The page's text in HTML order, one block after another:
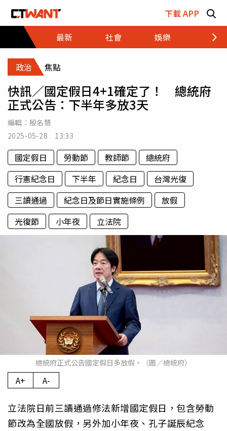
下載 APP
最新
社會 娛樂 財經
政治 焦點
快訊／國定假日4+1確定了！ 總統府
正式公告：下半年多放3天
編輯： 殷名慧
2025-05-28 13:33
國定假日 勞動節 教師節
總統府
行憲紀念日
下半年 紀念日
台灣光復
三讀通過
紀念日及節日實施條例
放假
光復節
小年夜 立法院
總統府正式公告國定假日多放假。（圖／總統府）
A+ A-
立法院日前三讀通過修法新增國定假日，包含勞動
節改為全國放假，另外加小年夜、孔子誕辰紀念